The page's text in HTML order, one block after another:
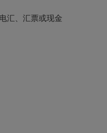
汇、汇票或现金